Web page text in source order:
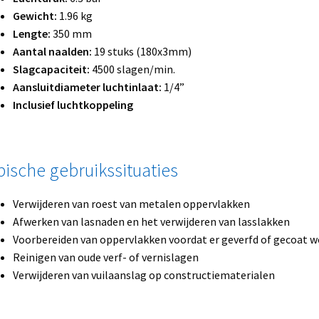
Gewicht: 1.96 kg
Lengte: 350 mm
Aantal naalden: 19 stuks (180x3mm)
Slagcapaciteit: 4500 slagen/min.
Aansluitdiameter luchtinlaat: 1/4”
Inclusief luchtkoppeling
gebruikssituaties
Verwijderen van roest van metalen oppervlakken
Afwerken van lasnaden en het verwijderen van lasslakken
Voorbereiden van oppervlakken voordat er geverfd of gecoat
Reinigen van oude verf- of vernislagen
Verwijderen van vuilaanslag op constructiematerialen